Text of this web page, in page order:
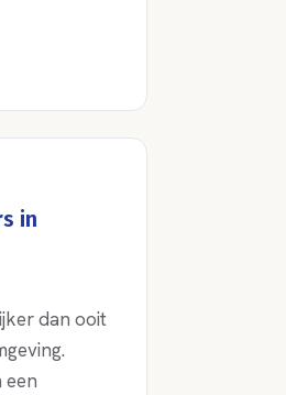
in
dan ooit
een